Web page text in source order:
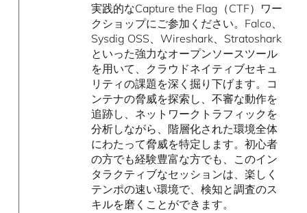
実践的なCapture the Flag（CTF）ワー
クショップにご参加ください。Falco、
Sysdig OSS、Wireshark、Stratoshark
といった強力なオープンソースツール
を用いて、クラウドネイティブセキュ
リティの課題を深く掘り下げます。コ
ンテナの脅威を探索し、不審な動作を
追跡し、ネットワークトラフィックを
分析しながら、階層化された環境全体
にわたって脅威を特定します。初心者
の方でも経験豊富な方でも、このイン
タラクティブなセッションは、楽しく
テンポの速い環境で、検知と調査のス
キルを磨くことができます。